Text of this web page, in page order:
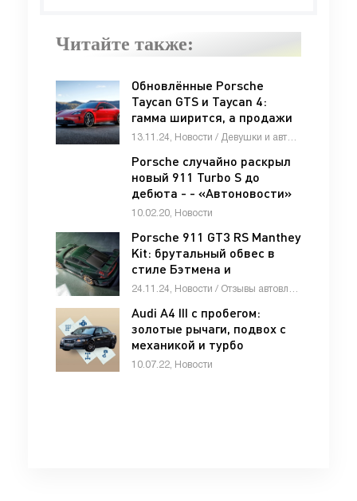
Читайте также:
Обновлённые Porsche
Taycan GTS и Taycan 4:
гамма ширится, а продажи
падают - «Автоновости»
Porsche случайно раскрыл
новый 911 Turbo S до
дебюта - - «Автоновости»
10.02.20, Новости
Porsche 911 GT3 RS Manthey
Kit: брутальный обвес в
стиле Бэтмена и
доработанное шасси -
Audi A4 III с пробегом:
золотые рычаги, подвох с
механикой и турбо
надежнее атмосферников -
10.07.22, Новости